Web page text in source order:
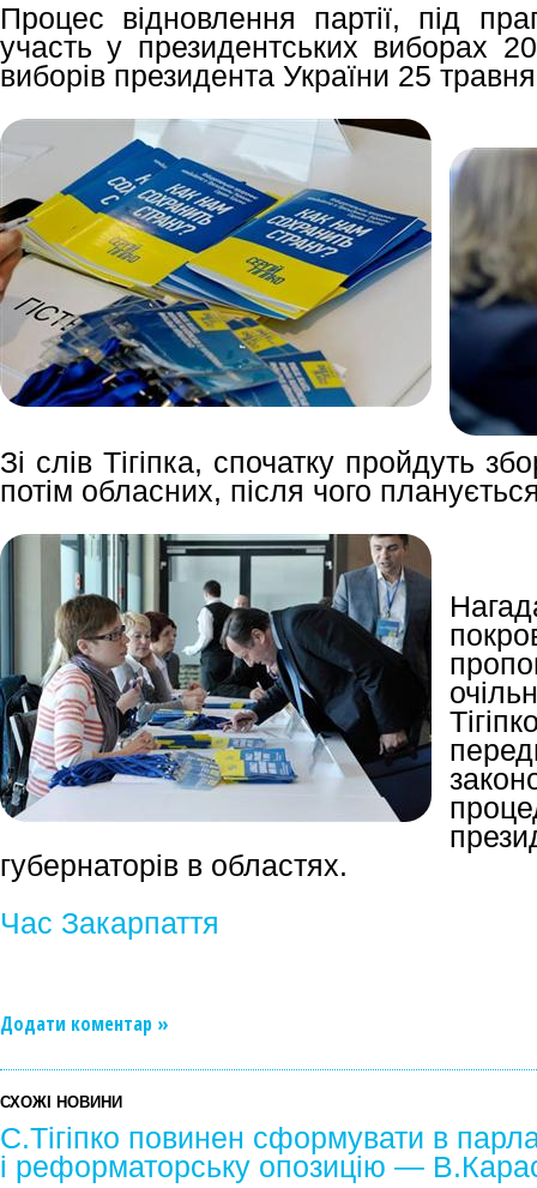
Процес відновлення партії, під
участь у президентських виборах
виборів президента України 25
Зі слів Тігіпка, спочатку пройдуть
потім обласних, після чого
губернаторів в областях.
Час Закарпаття
Додати коментар »
СХОЖІ НОВИНИ
С.Тігіпко повинен сформувати в
і реформаторську опозицію —